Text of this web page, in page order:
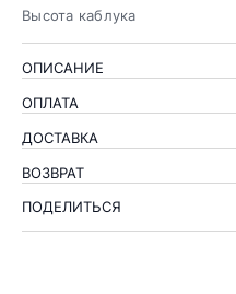
Высота каблука
ОПИСАНИЕ
ОПЛАТА
ДОСТАВКА
ВОЗВРАТ
ПОДЕЛИТЬСЯ